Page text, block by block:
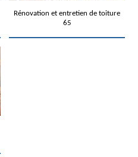
Rénovation et entretien de toiture
65